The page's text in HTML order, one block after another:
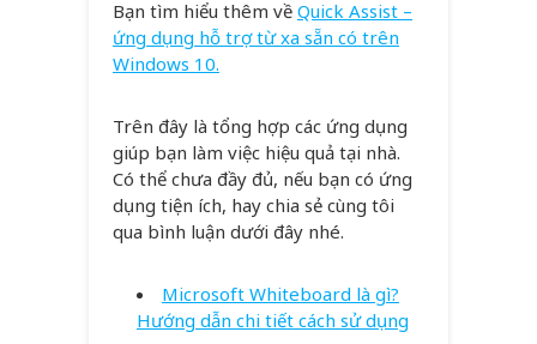
Bạn tìm hiểu thêm về Quick Assist –
ứng dụng hỗ trợ từ xa sẵn có trên
Windows 10.
Trên đây là tổng hợp các ứng dụng
giúp bạn làm việc hiệu quả tại nhà.
Có thể chưa đầy đủ, nếu bạn có ứng
dụng tiện ích, hay chia sẻ cùng tôi
qua bình luận dưới đây nhé.
Microsoft Whiteboard là gì?
Hướng dẫn chi tiết cách sử dụng